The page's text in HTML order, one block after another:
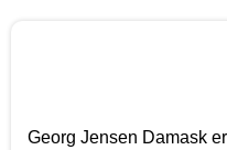
Georg Jensen Damask